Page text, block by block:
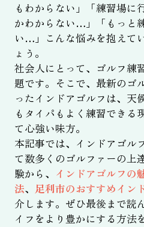
もわからない」「練習場に
かわからない…」「もっと
い…」こんな悩みを抱えて
ょう。
社会人にとって、ゴルフ練
題です。そこで、最新のゴ
ったインドアゴルフは、天
もタイパもよく練習できる
て心強い味方。
本記事では、インドアゴル
て数多くのゴルファーの上
験から、 インドアゴルフの
法、 足利市のおすすめイン
介します。ぜひ最後まで読
イフをより豊かにする方法